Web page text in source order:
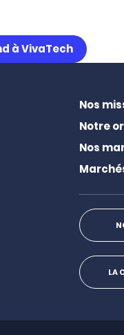
à VivaTech
Nos
Notre
Nos
LA